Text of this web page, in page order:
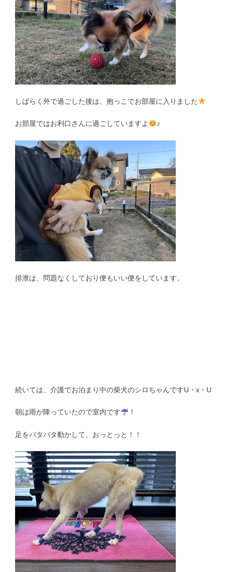
しばらく外で過ごした後は、抱っこでお部屋に入りました
お部屋ではお利口さんに過ごしていますよ ♪
排泄は、問題なくしており便もいい便をしています。
続いては、介護でお泊まり中の柴犬のシロちゃんですU・x・U
朝は雨が降っていたので室内です ！
足をバタバタ動かして、おっとっと！！